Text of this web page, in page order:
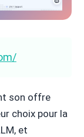
son offre
choix pour la
et